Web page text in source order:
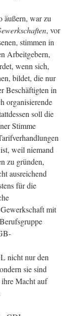
äußern, war zu
, vor
stimmen in
Arbeitgebern,
wenn sich,
bildet, die nur
Beschäftigten in
organisierende
soll die
Stimme
weil niemand
zu gründen,
ausreichend
für die
mit
nicht nur den
sie sind
ihre Macht auf